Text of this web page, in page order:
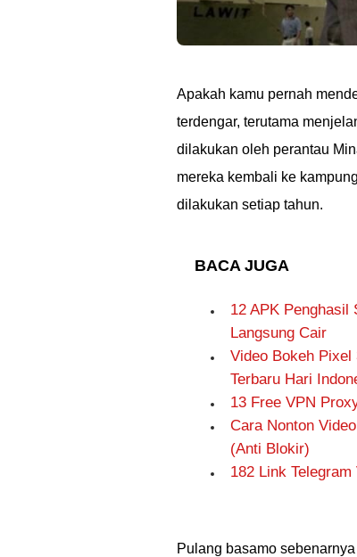
Apakah kamu pernah
terdengar, terutama
dilakukan oleh perantau
mereka kembali ke
dilakukan setiap tahun.
BACA JUGA
12 APK Penghasil
Langsung Cair
Video Bokeh Pixel
Terbaru Hari
13 Free VPN
Cara Nonton
(Anti Blokir)
182 Link
Pulang basamo